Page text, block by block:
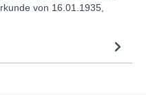
von 16.01.1935,